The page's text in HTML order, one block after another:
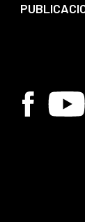
Facebook
Youtube